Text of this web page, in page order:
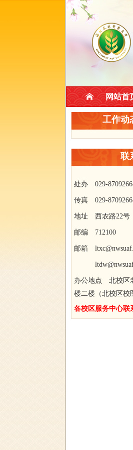
网站首
工作动
联
处办 029-
传真 029-
地址 西农路22号
邮编 712100
邮箱
办公地点 北校区
楼二楼（北校区校
各校区服务中心联